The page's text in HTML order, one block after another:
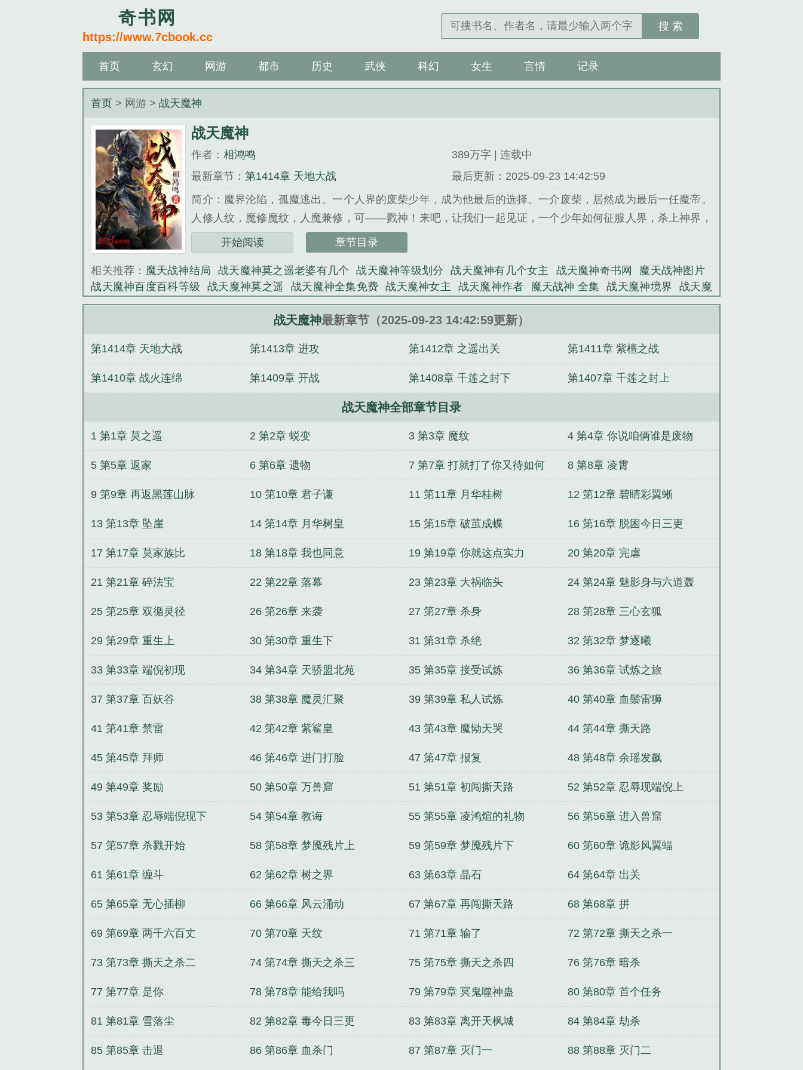
奇书网
https://www.7cbook.cc
搜 索
首页 玄幻 网游 都市 历史 武侠 科幻 女生 言情 记录
首页 > 网游 >战天魔神
战天魔神
作者：相鸿鸣
389万字 | 连载中
最新章节：第1414章 天地大战
最后更新：2025-09-23 14:42:59
简介：魔界沦陷，孤魔逃出。一个人界的废柴少年，成为他最后的选择。一介废柴，居然成为最后一任魔帝。
人修人纹，魔修魔纹，人魔兼修，可——戮神！来吧，让我们一起见证，一个少年如何征服人界，杀上神界，
复兴魔界，最终登上三界巅峰的历程！新书上传，每日两更，稳定更新，各位读者大大放心进坑，鸿鸣不会让
大家失望...
《战天魔神》是相鸿鸣精心创作的网游类小说。
开始阅读 章节目录
相关推荐： 魔天战神结局 战天魔神莫之遥老婆有几个 战天魔神等级划分 战天魔神有几个女主 战天魔神奇书网
魔天战神图片
战天魔神百度百科等级
战天魔神莫之遥 战天魔神全集免费 战天魔神女主 战天魔神作者 魔天战神 全集 战天魔神境界
战天魔
神笔趣阁 战天魔尊 战天魔神主角老婆 战天魔神百度百科女主 战天魔神百度百科 魔天战神机体 战天魔神女主角有几个 战天魔
战天魔神完结 战天魔神无错 战天魔神免费阅读全文 战天魔神修炼等级划分
战天魔神最新章节（2025-09-23 14:42:59更新）
第1414章 天地大战 第1413章 进攻 第1412章 之遥出关 第1411章 紫檀之战
第1410章 战火连绵 第1409章 开战 第1408章 千莲之封下 第1407章 千莲之封上
战天魔神全部章节目录
1 第1章 莫之遥 2 第2章 蜕变 3 第3章 魔纹 4 第4章 你说咱俩谁是废物
5 第5章 返家 6 第6章 遗物 7 第7章 打就打了你又待如何 8 第8章 凌霄
9 第9章 再返黑莲山脉 10 第10章 君子谦 11 第11章 月华桂树 12 第12章 碧睛彩翼蜥
13 第13章 坠崖 14 第14章 月华树皇 15 第15章 破茧成蝶 16 第16章 脱困今日三更
17 第17章 莫家族比 18 第18章 我也同意 19 第19章 你就这点实力 20 第20章 完虐
21 第21章 碎法宝 22 第22章 落幕 23 第23章 大祸临头 24 第24章 魅影身与六道轰
25 第25章 双循灵径 26 第26章 来袭 27 第27章 杀身 28 第28章 三心玄狐
29 第29章 重生上 30 第30章 重生下 31 第31章 杀绝 32 第32章 梦逐曦
33 第33章 端倪初现 34 第34章 天骄盟北苑 35 第35章 接受试炼 36 第36章 试炼之旅
37 第37章 百妖谷 38 第38章 魔灵汇聚 39 第39章 私人试炼 40 第40章 血鬃雷狮
41 第41章 禁雷 42 第42章 紫鲨皇 43 第43章 魔恸天哭 44 第44章 撕天路
45 第45章 拜师 46 第46章 进门打脸 47 第47章 报复 48 第48章 余瑶发飙
49 第49章 奖励 50 第50章 万兽窟 51 第51章 初闯撕天路 52 第52章 忍辱现端倪上
53 第53章 忍辱端倪现下 54 第54章 教诲 55 第55章 凌鸿煊的礼物 56 第56章 进入兽窟
57 第57章 杀戮开始 58 第58章 梦魇残片上 59 第59章 梦魇残片下 60 第60章 诡影风翼蝠
61 第61章 缠斗 62 第62章 树之界 63 第63章 晶石 64 第64章 出关
65 第65章 无心插柳 66 第66章 风云涌动 67 第67章 再闯撕天路 68 第68章 拼
69 第69章 两千六百丈 70 第70章 天纹 71 第71章 输了 72 第72章 撕天之杀一
73 第73章 撕天之杀二 74 第74章 撕天之杀三 75 第75章 撕天之杀四 76 第76章 暗杀
77 第77章 是你 78 第78章 能给我吗 79 第79章 冥鬼噬神蛊 80 第80章 首个任务
81 第81章 雪落尘 82 第82章 毒今日三更 83 第83章 离开天枫城 84 第84章 劫杀
85 第85章 击退 86 第86章 血杀门 87 第87章 灭门一 88 第88章 灭门二